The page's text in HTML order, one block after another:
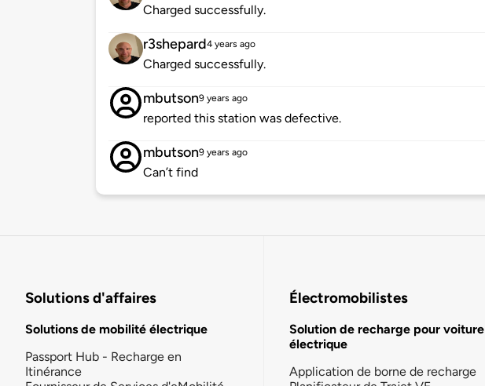
Charged successfully.
r3shepard4 years ago
Charged successfully.
mbutson9 years ago
reported this station was defective.
mbutson9 years ago
Can’t find
Solutions d'affaires
Solutions de mobilité électrique
Passport Hub - Recharge en
Itinérance
Électromobilistes
Solution de recharge pour voiture
électrique
Application de borne de recharge